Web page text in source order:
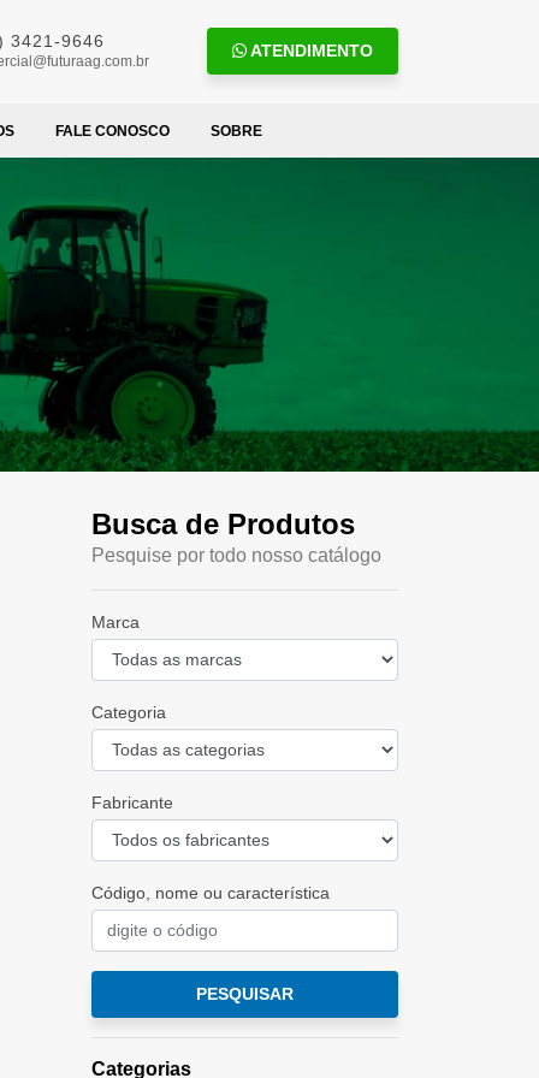
3421-9646 ATENDIMENTO
FALE CONOSCO SOBRE
Busca de Produtos
Pesquise por todo nosso catálogo
Marca
Categoria
Fabricante
Código, nome ou característica
PESQUISAR
Categorias